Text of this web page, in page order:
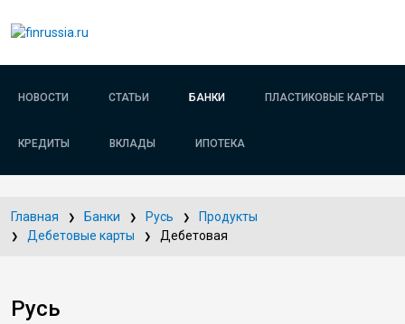
НОВОСТИ СТАТЬИ БАНКИ ПЛАСТИКОВЫЕ КАРТЫ
КРЕДИТЫ ВКЛАДЫ ИПОТЕКА
Главная Банки Русь
Продукты
Дебетовые карты
Дебетовая
Русь